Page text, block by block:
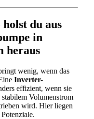
du aus
in
heraus
wenig, wenn das
Inverter-
effizient, wenn sie
Volumenstrom
wird. Hier liegen